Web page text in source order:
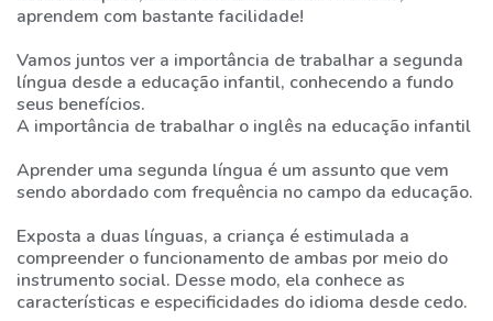
FALE
A
GENTE
3773-
3868
CHAT
WHATSAPP
aprendem com bastante facilidade!
Vamos juntos ver a importância de trabalhar a segunda
língua desde a educação infantil, conhecendo a fundo
seus benefícios.
A importância de trabalhar o inglês na educação infantil
Aprender uma segunda língua é um assunto que vem
sendo abordado com frequência no campo da educação.
Exposta a duas línguas, a criança é estimulada a
compreender o funcionamento de ambas por meio do
instrumento social. Desse modo, ela conhece as
características e especificidades do idioma desde cedo.